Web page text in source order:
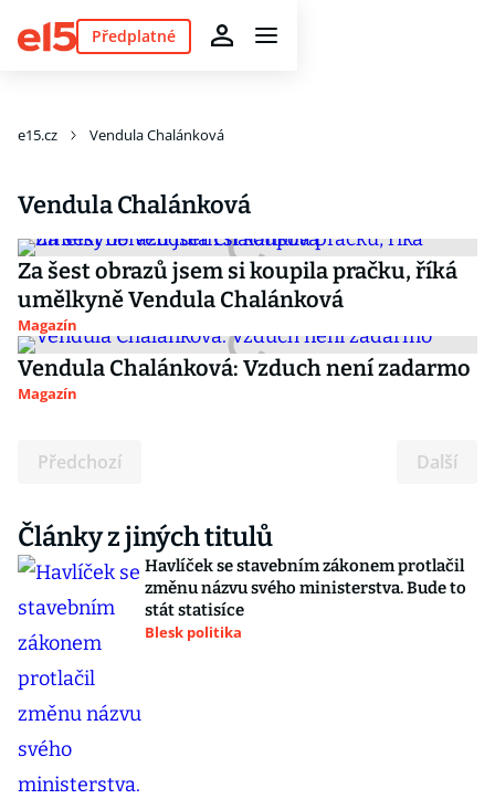
Předplatné
e15.cz Vendula Chalánková
Vendula Chalánková
Za šest obrazů jsem si koupila pračku, říká
umělkyně Vendula Chalánková
Magazín
Vendula Chalánková: Vzduch není zadarmo
Magazín
Předchozí Další
Články z jiných titulů
Havlíček se stavebním zákonem protlačil
změnu názvu svého ministerstva. Bude to
stát statisíce
Blesk politika